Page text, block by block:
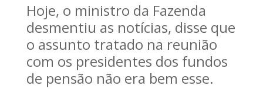
Hoje, o ministro da Fazenda
desmentiu as notícias, disse que
o assunto tratado na reunião
com os presidentes dos fundos
de pensão não era bem esse.